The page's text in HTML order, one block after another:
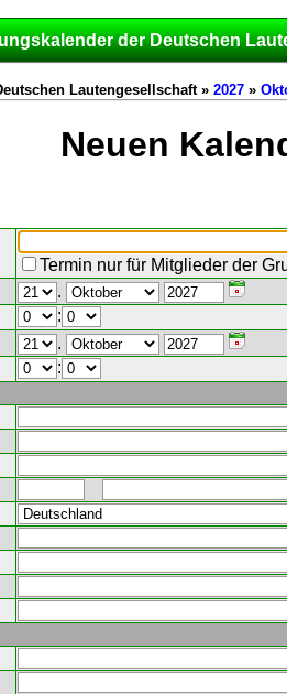
der Deutschen
Lautengesellschaft » 2027 »
Neuen
Termin nur für Mitglieder der
.
:
.
: